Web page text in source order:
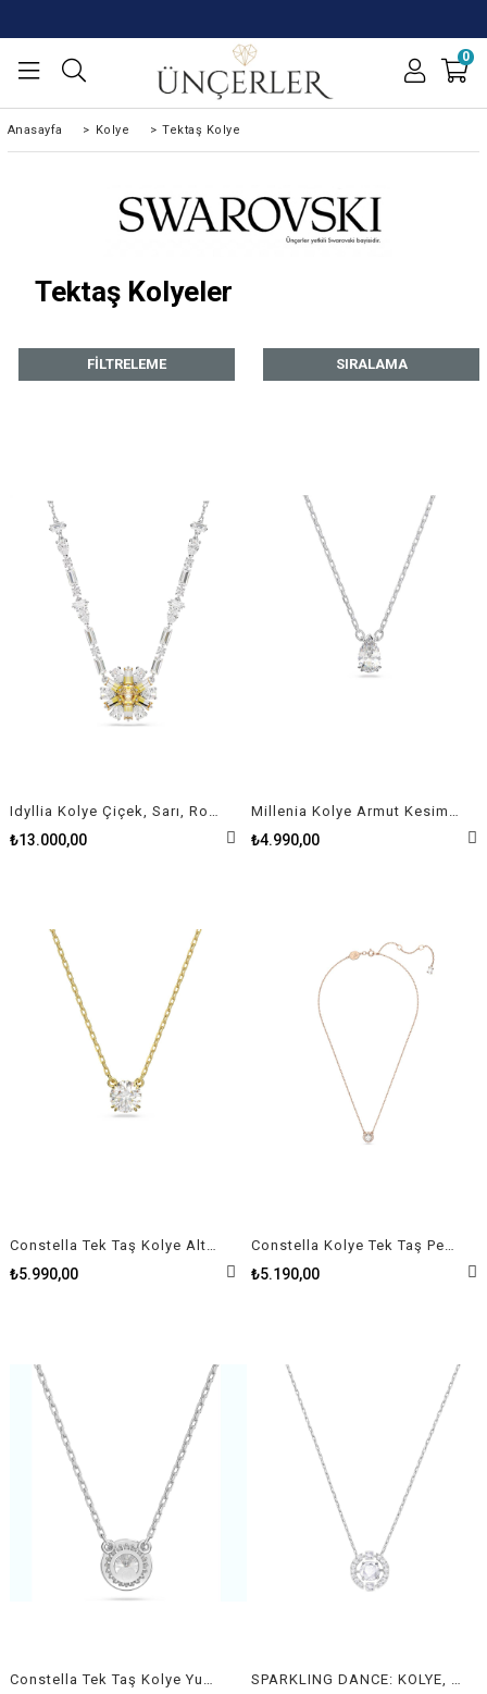
0
Anasayfa > Kolye > Tektaş Kolye
Tektaş Kolyeler
FILTRELEME SIRALAMA
₺13.000,00 ₺4.990,00
Constella Tek Taş Kolye Altın Kaplama
₺5.990,00
Constella Kolye Tek Taş Pembe Altın Kaplama
₺5.190,00
Constella Tek Taş Kolye Yuvarlak Pave Beyaz Rodyum Kaplama SPARKLING DANCE: KOLYE, BEYAZ, RODYUM KAPLAMA